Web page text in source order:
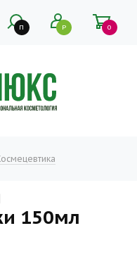
П Р 0
150мл